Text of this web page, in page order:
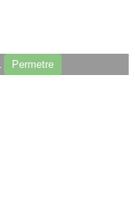
Permetre